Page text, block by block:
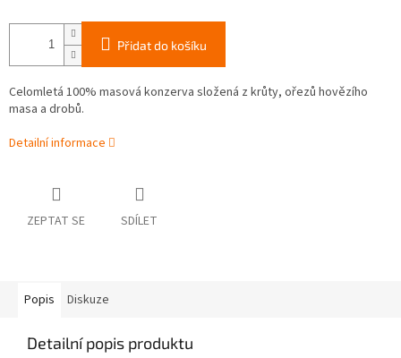
Přidat do košíku
Celomletá 100% masová konzerva složená z krůty, ořezů hovězího
masa a drobů.
Detailní informace
ZEPTAT SE SDÍLET
Popis Diskuze
Detailní popis produktu